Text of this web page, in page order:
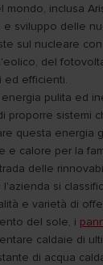
mondo, inclusa
e sviluppo delle
sul nucleare
del
ed efficienti.
pulita ed
proporre sistemi
questa energia
e calore per la
delle
si
e varietà di
del sole, i
caldaie di
di acqua